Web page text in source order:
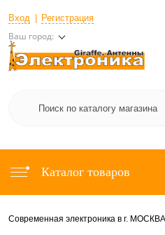
Вход Регистрация
Ваш город:
Каталог товаров
Современная электроника в г. МОСКВА